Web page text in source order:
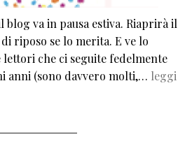
blog va in pausa estiva. Riaprirà il
riposo se lo merita. E ve lo
che ci seguite fedelmente
anni (sono davvero molti,… leggi